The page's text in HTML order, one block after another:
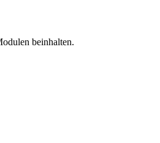
beinhalten.